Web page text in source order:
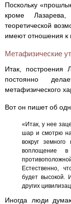
Поскольку
кроме
теоретической
имеют отношения к
Метафизические
Итак, построения
постоянно
метафизического
Вот он пишет об
«Итак, у нее
шар и смотрю
вокруг
воплощение
Естественно,
будет высокой.
других
Иногда люди